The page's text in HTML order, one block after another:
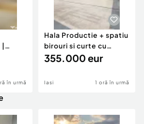
|
în urmă
Hala Productie + spatiu
birouri si curte cu
acces TIR - Danc
355.000 eur
Iasi 1 oră în urmă